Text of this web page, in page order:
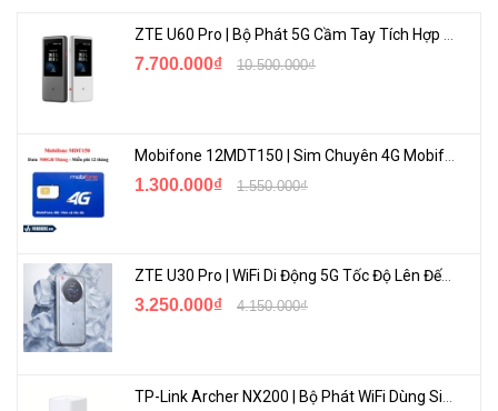
Tận hưởng Internet mọi lúc mọi nơi
Tận dụng công nghệ LTE tiên tiến, RG-EW300Tmang đến kết nối
Internet không cần cáp. Với thẻ SIM và gói dữ liệu đơn giản, bộ định
tuyến này kết nối liền mạch với các tháp tín hiệu di động gần đó để
truy cập Internet tức thì.
ZTE U60 Pro | Bộ Phát 5G Cầm Tay Tích Hợp Công Nghệ WiFi 7, Pin 10000mAh
7.700.000₫ 10.500.000₫
1.300.000₫ 1.550.000₫
ZTE U30 Pro | WiFi Di Động 5G Tốc Độ Lên Đến 500Mbps, Màn Hình Cảm Ứng
3.250.000₫ 4.150.000₫